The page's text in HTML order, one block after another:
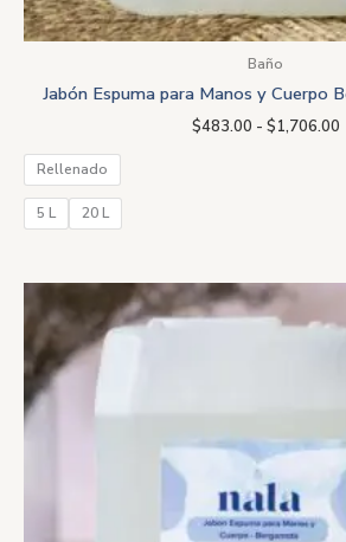
Baño
Jabón Espuma para Manos y Cuerpo
$483.00 - $1,706.00
Rellenado
5 L 20 L